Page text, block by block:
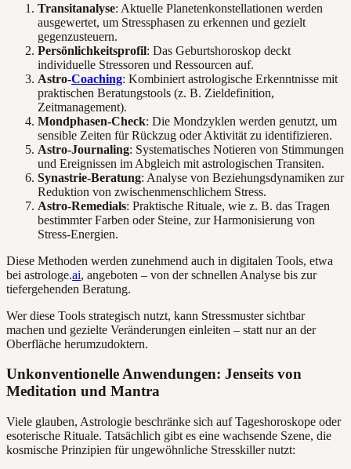
Transitanalyse: Aktuelle Planetenkonstellationen werden
ausgewertet, um Stressphasen zu erkennen und gezielt
gegenzusteuern.
Persönlichkeitsprofil: Das Geburtshoroskop deckt
individuelle Stressoren und Ressourcen auf.
Astro-Coaching: Kombiniert astrologische Erkenntnisse mit
praktischen Beratungstools (z. B. Zieldefinition,
Zeitmanagement).
Mondphasen-Check: Die Mondzyklen werden genutzt, um
sensible Zeiten für Rückzug oder Aktivität zu identifizieren.
Astro-Journaling: Systematisches Notieren von Stimmungen
und Ereignissen im Abgleich mit astrologischen Transiten.
Synastrie-Beratung: Analyse von Beziehungsdynamiken zur
Reduktion von zwischenmenschlichem Stress.
Astro-Remedials: Praktische Rituale, wie z. B. das Tragen
bestimmter Farben oder Steine, zur Harmonisierung von
Stress-Energien.
Diese Methoden werden zunehmend auch in digitalen Tools, etwa
bei astrologe.ai, angeboten – von der schnellen Analyse bis zur
tiefergehenden Beratung.
Wer diese Tools strategisch nutzt, kann Stressmuster sichtbar
machen und gezielte Veränderungen einleiten – statt nur an der
Oberfläche herumzudoktern.
Unkonventionelle Anwendungen: Jenseits von
Meditation und Mantra
Viele glauben, Astrologie beschränke sich auf Tageshoroskope oder
esoterische Rituale. Tatsächlich gibt es eine wachsende Szene, die
kosmische Prinzipien für ungewöhnliche Stresskiller nutzt: